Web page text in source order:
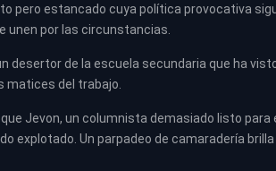
pero estancado cuya política provocativa
unen por las circunstancias.
desertor de la escuela secundaria que ha
matices del trabajo.
Jevon, un columnista demasiado listo
explotado. Un parpadeo de camaradería